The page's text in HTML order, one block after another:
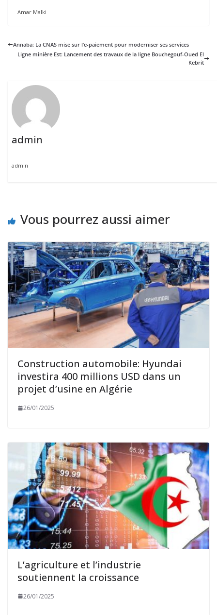
Amar Malki
Annaba: La CNAS mise sur l’e-paiement pour moderniser ses services
Ligne minière Est: Lancement des travaux de la ligne Bouchegouf-Oued El
Kebrit
admin
admin
Vous pourrez aussi aimer
Construction automobile: Hyundai
investira 400 millions USD dans un
projet d’usine en Algérie
26/01/2025
L’agriculture et l’industrie
soutiennent la croissance
26/01/2025